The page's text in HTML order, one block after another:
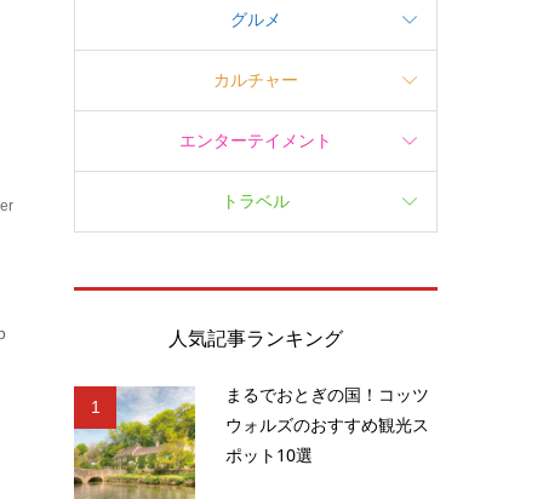
グルメ
カルチャー
エンターテイメント
トラベル
人気記事ランキング
1
まるでおとぎの国！コッツ
ウォルズのおすすめ観光ス
ポット10選